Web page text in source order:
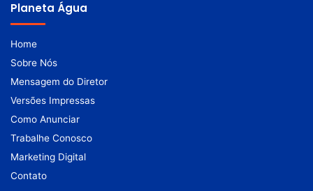
Planeta Água
Home
Sobre Nós
Mensagem do Diretor
Versões Impressas
Como Anunciar
Trabalhe Conosco
Marketing Digital
Contato